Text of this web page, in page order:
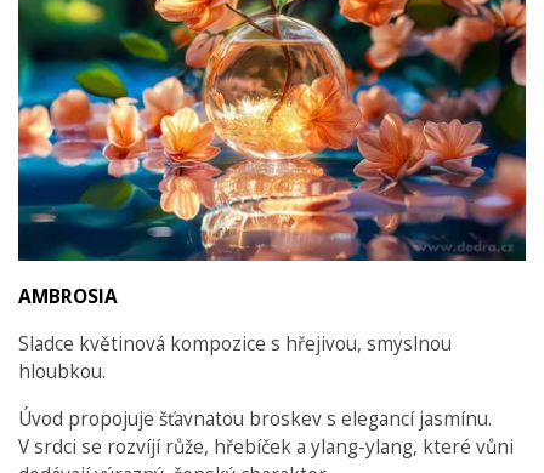
AMBROSIA
Sladce květinová kompozice s hřejivou, smyslnou
hloubkou.
Úvod propojuje šťavnatou broskev s elegancí jasmínu.
V srdci se rozvíjí růže, hřebíček a ylang-ylang, které vůni